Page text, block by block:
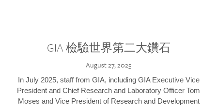
GIA 檢驗世界第二大鑽石
August 27, 2025
In July 2025, staff from GIA, including GIA Executive Vice
President and Chief Research and Laboratory Officer Tom
Moses and Vice President of Research and Development